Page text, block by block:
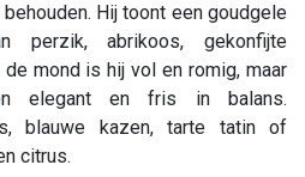
Hij toont een goudgele
perzik, abrikoos, gekonfijte
mond is hij vol en romig, maar
elegant en fris in balans.
blauwe kazen, tarte tatin of
citrus.